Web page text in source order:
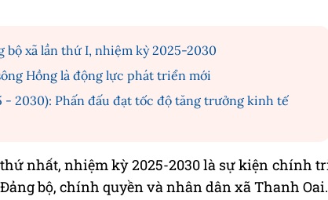
xã lần thứ I, nhiệm kỳ 2025-2030
Hồng là động lực phát triển mới
2030): Phấn đấu đạt tốc độ tăng trưởng kinh tế
nhất, nhiệm kỳ 2025-2030 là sự kiện chính
bộ, chính quyền và nhân dân xã Thanh Oai.